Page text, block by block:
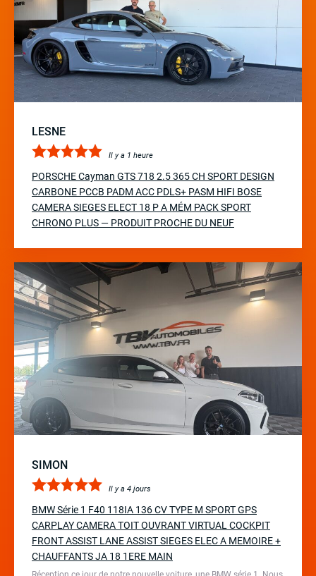
LESNE
Il y a 1 heure
PORSCHE Cayman GTS 718 2.5 365 CH SPORT DESIGN
CARBONE PCCB PADM ACC PDLS+ PASM HIFI BOSE
CAMERA SIEGES ELECT 18 P A MÉM PACK SPORT
CHRONO PLUS — PRODUIT PROCHE DU NEUF
SIMON
Il y a 4 jours
BMW Série 1 F40 118IA 136 CV TYPE M SPORT GPS
CARPLAY CAMERA TOIT OUVRANT VIRTUAL COCKPIT
FRONT ASSIST LANE ASSIST SIEGES ELEC A MEMOIRE +
CHAUFFANTS JA 18 1ERE MAIN